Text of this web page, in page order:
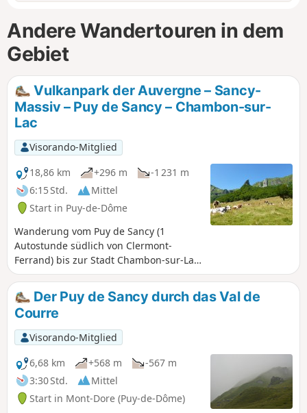
Andere Wandertouren in dem
Gebiet
Vulkanpark der Auvergne – Sancy-
Massiv – Puy de Sancy – Chambon-sur-
Lac
Visorando-Mitglied
18,86 km
+296 m
-1 231 m
6:15 Std.
Mittel
Start in Puy-de-Dôme
Wanderung vom Puy de Sancy (1
Autostunde südlich von Clermont-
Ferrand) bis zur Stadt Chambon-sur-Lac.
Auf dieser Wanderung können Sie vom
Kammweg des Sancy-Massivs aus das
nationale Naturschutzgebiet des
Chaudefour-Tals sowie den Talgrund
bewundern. Die Ankunft am Chambon-
See ist besonders zum Baden (sofern es
die Temperaturen zulassen), aber auch
wegen des Sonnenuntergangs ein
Genuss.
Der Puy de Sancy durch das Val de
Courre
Visorando-Mitglied
6,68 km
+568 m
-567 m
3:30 Std.
Mittel
Start in Mont-Dore (Puy-de-Dôme)